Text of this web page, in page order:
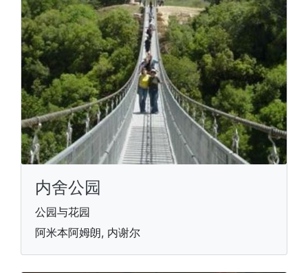
内舍公园
公园与花园
阿米本阿姆朗, 内谢尔